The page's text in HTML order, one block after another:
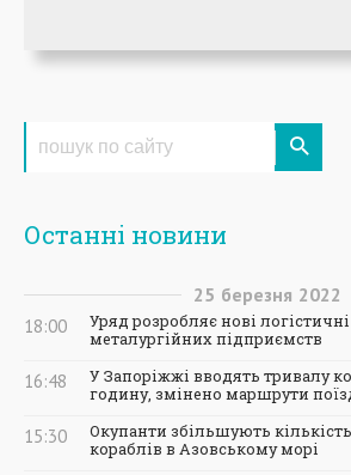
Останні новини
25 березня 2022
18:00
Уряд розробляє нові
металургійних підприємств
16:48
У Запоріжжі вводять тривалу
годину, змінено маршрути
15:30
Окупанти збільшують
кораблів в Азовському морі